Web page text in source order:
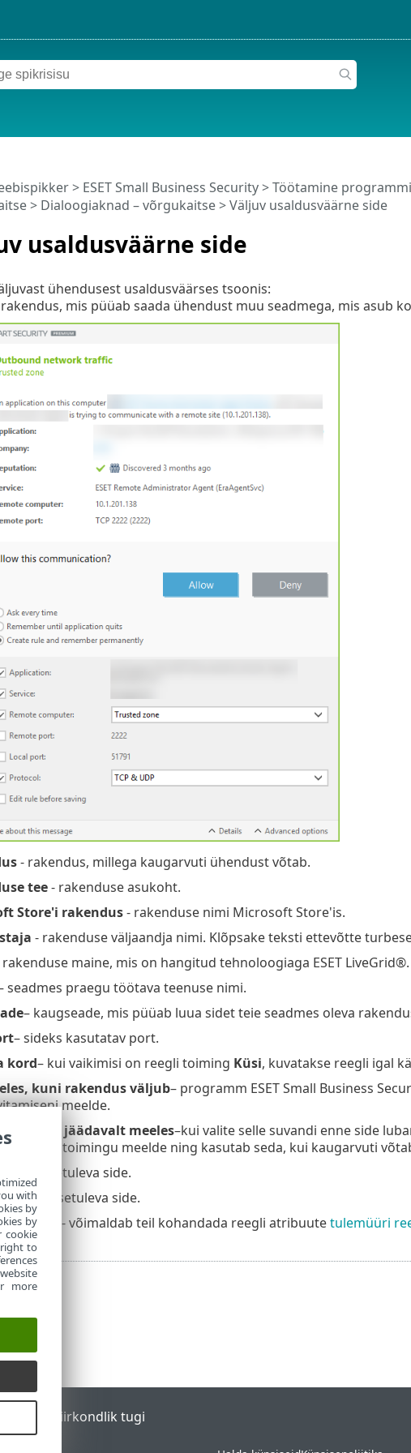
usaldusväärne side
> ESET Small Business Security>Töötamine
> Dialoogiaknad – võrgukaitse > Väljuv usaldusväärne side
ühendusest usaldusväärses tsoonis:
mis püüab saada ühendust muu seadmega, mis asub
- rakendus, millega kaugarvuti ühendust võtab.
tee- rakenduse asukoht.
Store'i rakendus- rakenduse nimi Microsoft Store'is.
- rakenduse väljaandja nimi. Klõpsake teksti ettevõtte
rakenduse maine, mis on hangitud tehnoloogiaga ESET LiveGrid®.
seadmes praegu töötava teenuse nimi.
– kaugseade, mis püüab luua sidet teie seadmes oleva
– sideks kasutatav port.
kord– kui vaikimisi on reegli toiming Küsi, kuvatakse reegli igal
kuni rakendus väljub– programm ESET Small Business
meelde.
ja pea jäädavalt meeles–kui valite selle suvandi enne side
Security toimingu meelde ning kasutab seda, kui kaugarvuti
lubab sissetuleva side.
sissetuleva side.
reeglit
- võimaldab teil kohandada reegli atribuutetulemüüri
Piirkondlik tugi
with
by
by
cookie
to
more